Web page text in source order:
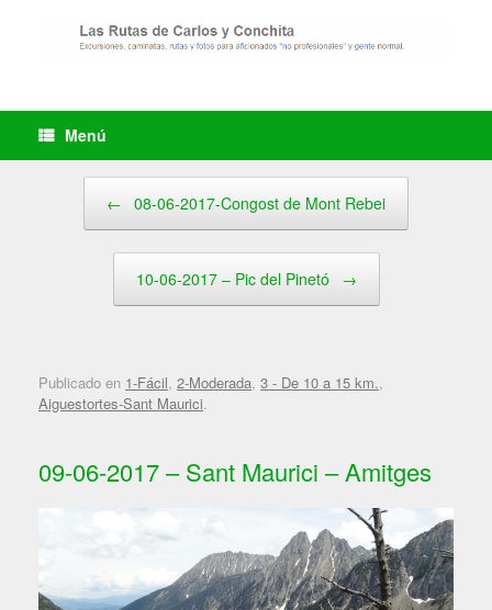
Menú
← 08-06-2017-Congost de Mont Rebei
10-06-2017 – Pic del Pinetó →
Publicado en 1-Fácil, 2-Moderada, 3 - De 10 a 15 km.,
Aiguestortes-Sant Maurici.
09-06-2017 – Sant Maurici – Amitges